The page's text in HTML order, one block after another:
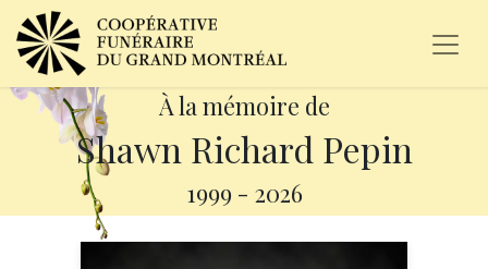
À la mémoire de
Shawn Richard Pepin
1999 - 2026